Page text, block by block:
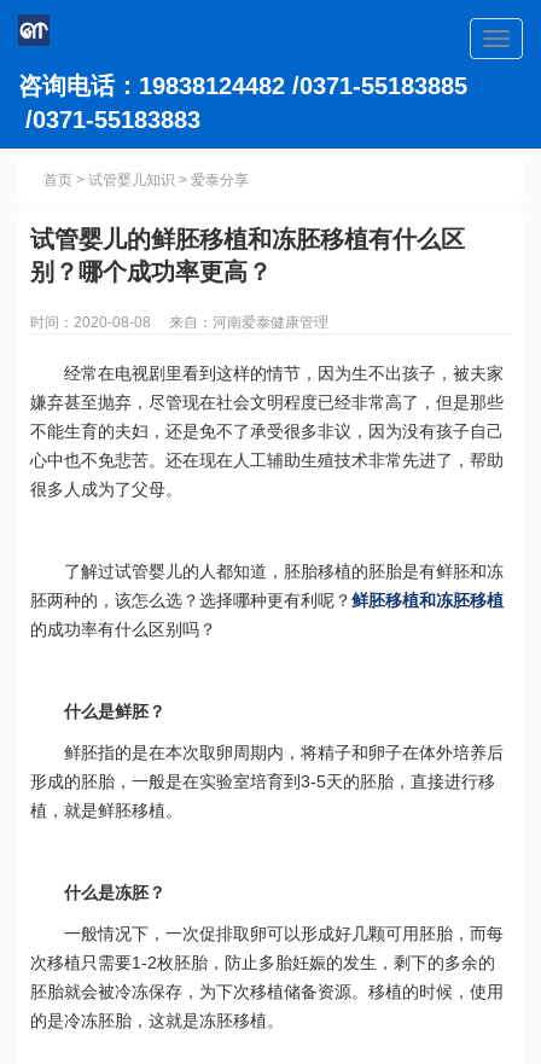
咨询电话：19838124482 /0371-55183885
/0371-55183883
首页 > 试管婴儿知识 > 爱泰分享
试管婴儿的鲜胚移植和冻胚移植有什么区
别？哪个成功率更高？
时间：2020-08-08 来自：河南爱泰健康管理
经常在电视剧里看到这样的情节，因为生不出孩子，被夫家
嫌弃甚至抛弃，尽管现在社会文明程度已经非常高了，但是那些
不能生育的夫妇，还是免不了承受很多非议，因为没有孩子自己
心中也不免悲苦。还在现在人工辅助生殖技术非常先进了，帮助
很多人成为了父母。
了解过试管婴儿的人都知道，胚胎移植的胚胎是有鲜胚和冻
胚两种的，该怎么选？选择哪种更有利呢？鲜胚移植和冻胚移植
的成功率有什么区别吗？
什么是鲜胚？
鲜胚指的是在本次取卵周期内，将精子和卵子在体外培养后
形成的胚胎，一般是在实验室培育到3-5天的胚胎，直接进行移
植，就是鲜胚移植。
什么是冻胚？
一般情况下，一次促排取卵可以形成好几颗可用胚胎，而每
次移植只需要1-2枚胚胎，防止多胎妊娠的发生，剩下的多余的
胚胎就会被冷冻保存，为下次移植储备资源。移植的时候，使用
的是冷冻胚胎，这就是冻胚移植。